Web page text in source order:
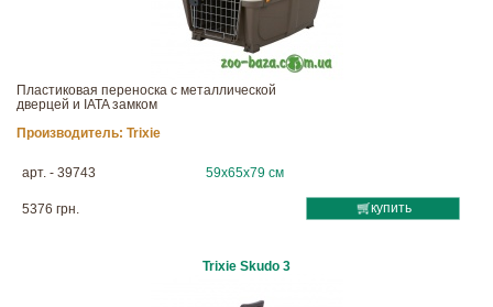
Пластиковая переноска с металлической
дверцей и IATA замком
Производитель: Trixie
арт. - 39743 59х65х79 см
5376 грн. купить
Trixie Skudo 3